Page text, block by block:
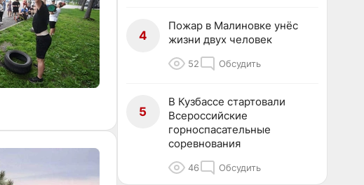
4
Пожар в Малиновке унёс
жизни двух человек
52 Обсудить
5
В Кузбассе стартовали
Всероссийские
горноспасательные
соревнования
46 Обсудить